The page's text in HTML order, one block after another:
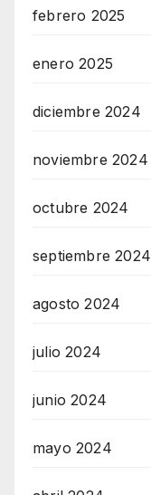
febrero 2025
enero 2025
diciembre 2024
noviembre 2024
octubre 2024
septiembre 2024
agosto 2024
julio 2024
junio 2024
mayo 2024